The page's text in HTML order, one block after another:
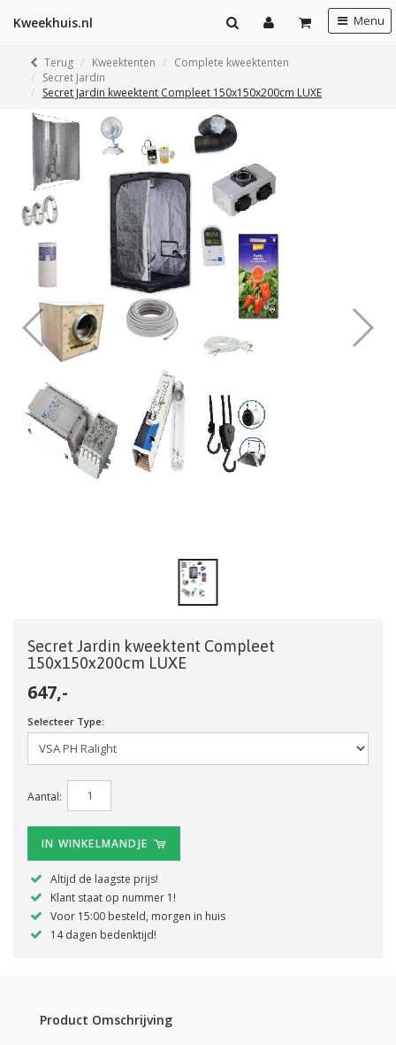
Kweekhuis.nl Menu
Terug Kweektenten
Complete kweektenten
Secret Jardin
Secret Jardin kweektent Compleet 150x150x200cm LUXE
Secret Jardin kweektent Compleet
150x150x200cm LUXE
647,-
Selecteer Type:
Aantal:
IN WINKELMANDJE
Altijd de laagste prijs!
Klant staat op nummer 1!
Voor 15:00 besteld, morgen in huis
14 dagen bedenktijd!
Product Omschrijving